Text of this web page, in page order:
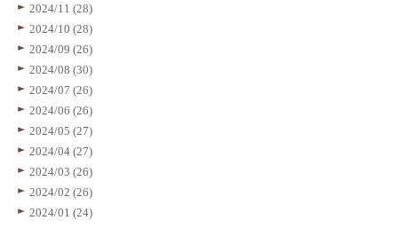
2024/11 (28)
2024/10 (28)
2024/09 (26)
2024/08 (30)
2024/07 (26)
2024/06 (26)
2024/05 (27)
2024/04 (27)
2024/03 (26)
2024/02 (26)
2024/01 (24)